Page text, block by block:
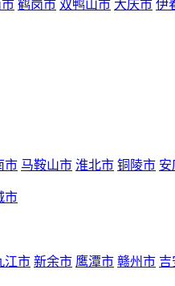
鹤岗市 双鸭山市 大庆市 伊
市 马鞍山市 淮北市 铜陵市 安
市
江市 新余市 鹰潭市 赣州市 吉